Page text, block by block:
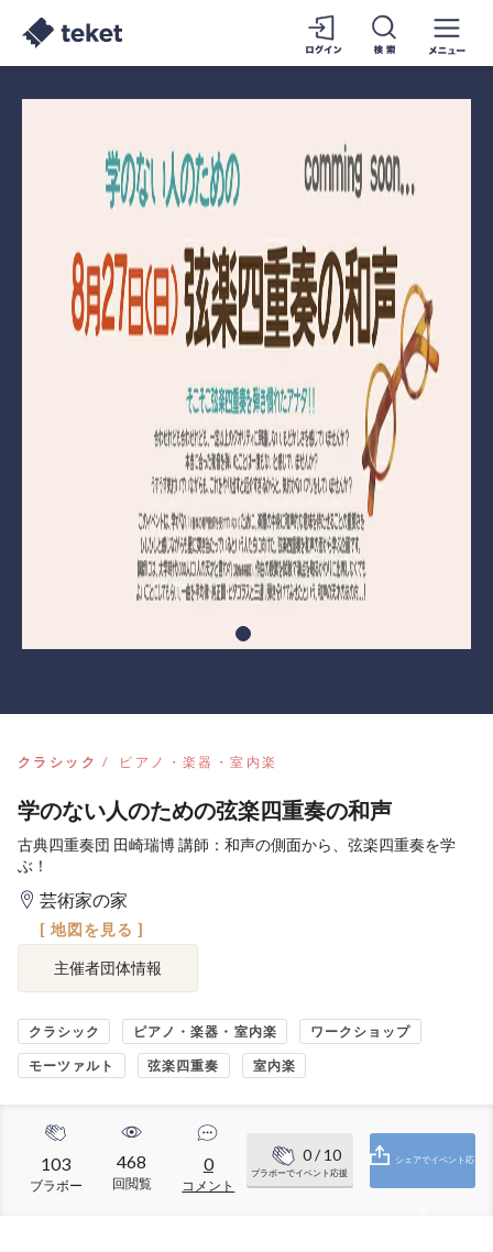
クラシック ピアノ・楽器・室内楽
学のない人のための弦楽四重奏の和声
古典四重奏団 田崎瑞博 講師：和声の側面から、弦楽四重奏を学
ぶ！
芸術家の家
[ 地図を見る ]
主催者団体情報
クラシック ピアノ・楽器・室内楽 ワークショップ
モーツァルト 弦楽四重奏 室内楽
103
ブラボー
468
回閲覧
0
コメント
0/ 10
ブラボーでイベント応援
シェアでイベント応